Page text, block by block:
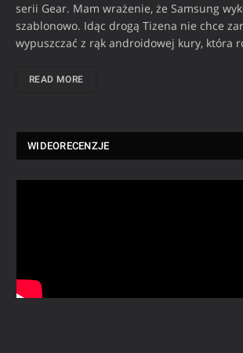
serii Gear. Mam wrażenie, że Samsung
szablonowo. Idąc drogą Tizena nie chce
wypuszczać z rąk androidowej kury, która
READ MORE
WIDEORECENZJE